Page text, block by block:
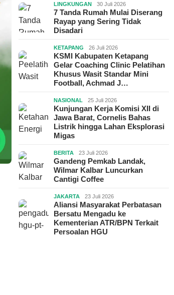
LINGKUNGAN 30 Juli 2026
7 Tanda Rumah Mulai Diserang
Rayap yang Sering Tidak
Disadari
KETAPANG 26 Juli 2026
KSMI Kabupaten Ketapang
Gelar Coaching Clinic Pelatihan
Khusus Wasit Standar Mini
Football, Achmad J…
NASIONAL 25 Juli 2026
Kunjungan Kerja Komisi XII di
Jawa Barat, Cornelis Bahas
Listrik hingga Lahan Eksplorasi
Migas
BERITA 23 Juli 2026
Gandeng Pemkab Landak,
Wilmar Kalbar Luncurkan
Cantigi Coffee
JAKARTA 23 Juli 2026
Aliansi Masyarakat Perbatasan
Bersatu Mengadu ke
Kementerian ATR/BPN Terkait
Persoalan HGU